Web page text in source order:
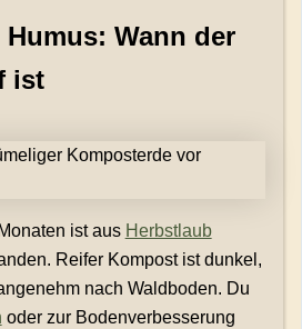
Wann der
ist
ist aus Herbstlaub
Reifer Kompost ist dunkel,
nach Waldboden. Du
oder zur Bodenverbesserung